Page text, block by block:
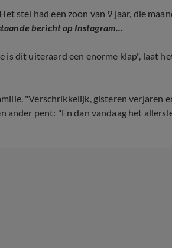
stel had een zoon van 9 jaar, die
bericht op Instagram...
dit uiteraard een enorme klap", laat
"Verschrikkelijk, gisteren verjaren
ander pent: "En dan vandaag het